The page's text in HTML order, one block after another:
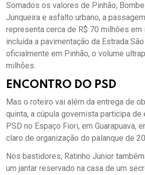
Somados os valores de Pinhão,
Junqueira e asfalto urbano, a
representa cerca de R$ 70 milhões
incluída a pavimentação da Estrada
oficialmente em Pinhão, o volume
milhões.
ENCONTRO DO PSD
Mas o roteiro vai além da entrega de
quinta, a cúpula governista participa de
PSD no Espaço Fiori, em Guarapuava,
claro de organização do palanque de
Nos bastidores, Ratinho Junior
um jantar reservado na casa de um